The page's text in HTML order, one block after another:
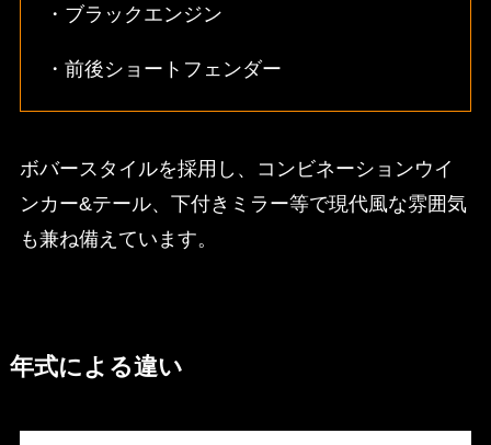
・ブラックエンジン
・前後ショートフェンダー
ボバースタイルを採用し、コンビネーションウイ
ンカー&テール、下付きミラー等で現代風な雰囲気
も兼ね備えています。
年式による違い